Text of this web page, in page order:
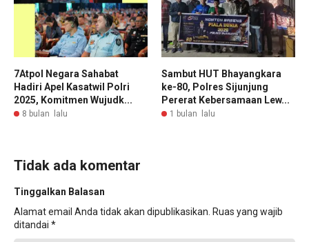
7Atpol Negara Sahabat
Hadiri Apel Kasatwil Polri
2025, Komitmen Wujudk...
8 bulan lalu
Sambut HUT Bhayangkara
ke-80, Polres Sijunjung
Pererat Kebersamaan Lew...
1 bulan lalu
Tidak ada komentar
Tinggalkan Balasan
Alamat email Anda tidak akan dipublikasikan. Ruas yang wajib
ditandai *